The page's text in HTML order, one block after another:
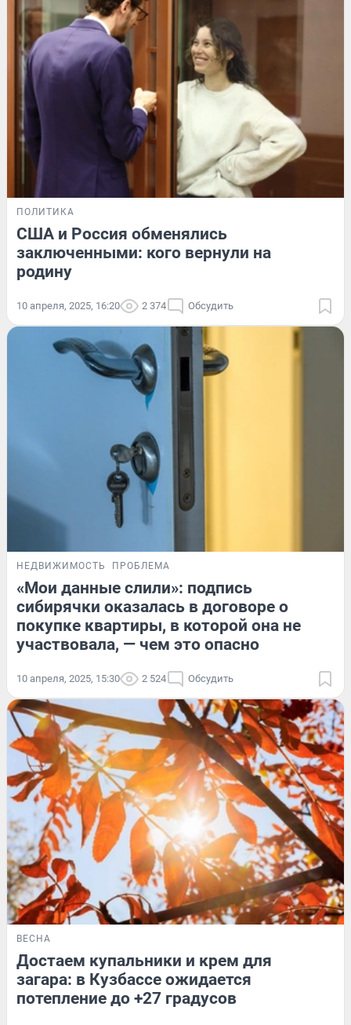
ПОЛИТИКА
США и Россия обменялись
заключенными: кого вернули на
родину
10 апреля, 2025, 16:20 2 374 Обсудить
НЕДВИЖИМОСТЬ ПРОБЛЕМА
«Мои данные слили»: подпись
сибирячки оказалась в договоре о
покупке квартиры, в которой она не
участвовала, — чем это опасно
10 апреля, 2025, 15:30 2 524 Обсудить
ВЕСНА
Достаем купальники и крем для
загара: в Кузбассе ожидается
потепление до +27 градусов